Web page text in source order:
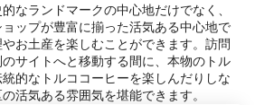
なランドマークの中心地だけでなく、
ップが豊富に揃った活気ある中心地で
お土産を楽しむことができます。訪問
サイトへと移動する間に、本物のトル
的なトルココーヒーを楽しんだりしな
活気ある雰囲気を堪能できます。